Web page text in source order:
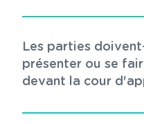
Les parties
présenter ou se
devant la cour